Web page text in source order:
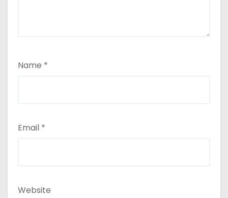
Name *
Email *
Website